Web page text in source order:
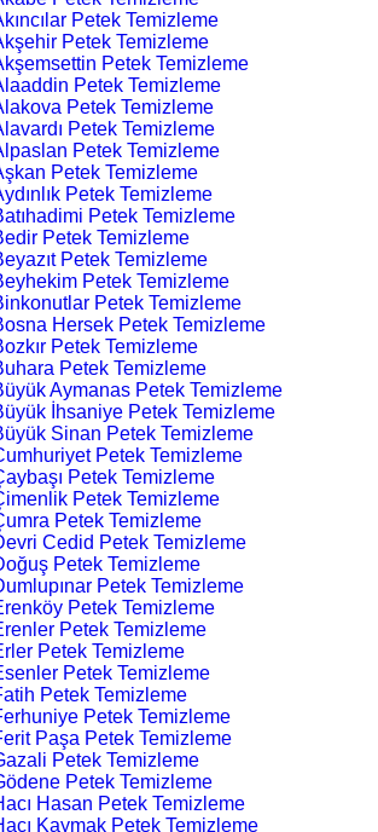
Petek Temizleme
Petek Temizleme
Petek Temizleme
Petek Temizleme
Petek Temizleme
Petek Temizleme
Petek Temizleme
Petek Temizleme
Petek Temizleme
Petek Temizleme
Petek Temizleme
Petek Temizleme
Petek Temizleme
Petek Temizleme
Hersek Petek Temizleme
Petek Temizleme
Petek Temizleme
Aymanas Petek Temizleme
İhsaniye Petek Temizleme
Sinan Petek Temizleme
Petek Temizleme
Petek Temizleme
Petek Temizleme
Petek Temizleme
Cedid Petek Temizleme
Petek Temizleme
Petek Temizleme
Petek Temizleme
Petek Temizleme
Petek Temizleme
Petek Temizleme
Petek Temizleme
Petek Temizleme
Paşa Petek Temizleme
Petek Temizleme
Petek Temizleme
Hasan Petek Temizleme
Kaymak Petek Temizleme